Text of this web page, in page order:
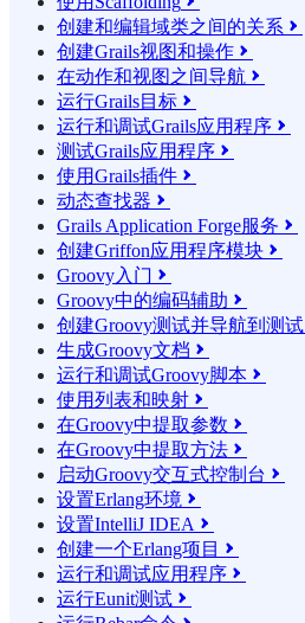
创建和编辑域类之间的关系 
创建Grails视图和操作 
在动作和视图之间导航 
运行Grails目标 
运行和调试Grails应用程序 
测试Grails应用程序 
使用Grails插件 
动态查找器 
Grails Application Forge服务 
创建Griffon应用程序模块 
Groovy入门 
Groovy中的编码辅助 
创建Groovy测试并导航到测试
生成Groovy文档 
运行和调试Groovy脚本 
使用列表和映射 
在Groovy中提取参数 
在Groovy中提取方法 
启动Groovy交互式控制台 
设置Erlang环境 
设置IntelliJ IDEA 
创建一个Erlang项目 
运行和调试应用程序 
运行Eunit测试 